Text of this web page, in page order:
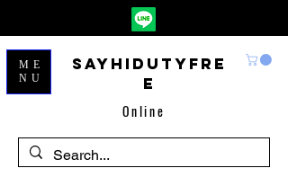
Sayhidutyfre
e
Online
ME
NU